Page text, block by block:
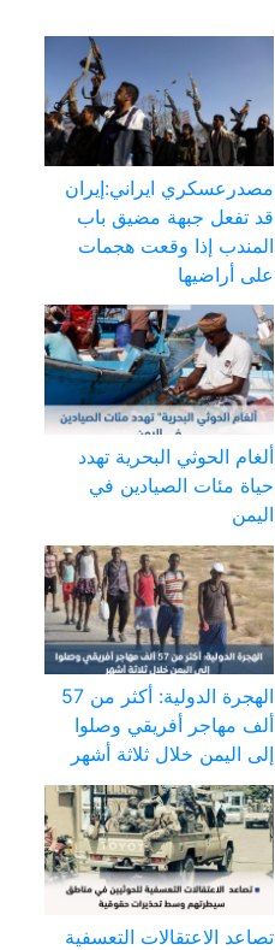
مصدرعسكري ايراني:إيران
قد تفعل جبهة مضيق باب
المندب إذا وقعت هجمات
على أراضيها
ألغام الحوثي البحرية تهدد
حياة مئات الصيادين في
اليمن
الهجرة الدولية: أكثر من 57
ألف مهاجر أفريقي وصلوا
إلى اليمن خلال ثلاثة أشهر
تصاعد الاعتقالات التعسفية